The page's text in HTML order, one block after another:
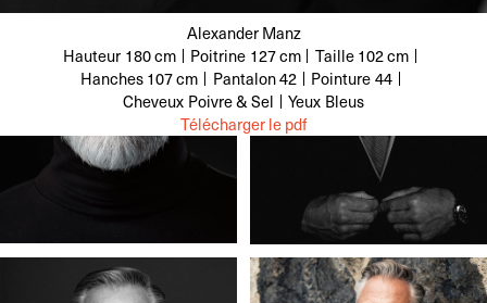
Alexander Manz
Hauteur 180 cm Poitrine 127 cm Taille102 cm
Hanches107 cm Pantalon42 Pointure44
Cheveux Poivre & Sel Yeux Bleus
Télécharger le pdf